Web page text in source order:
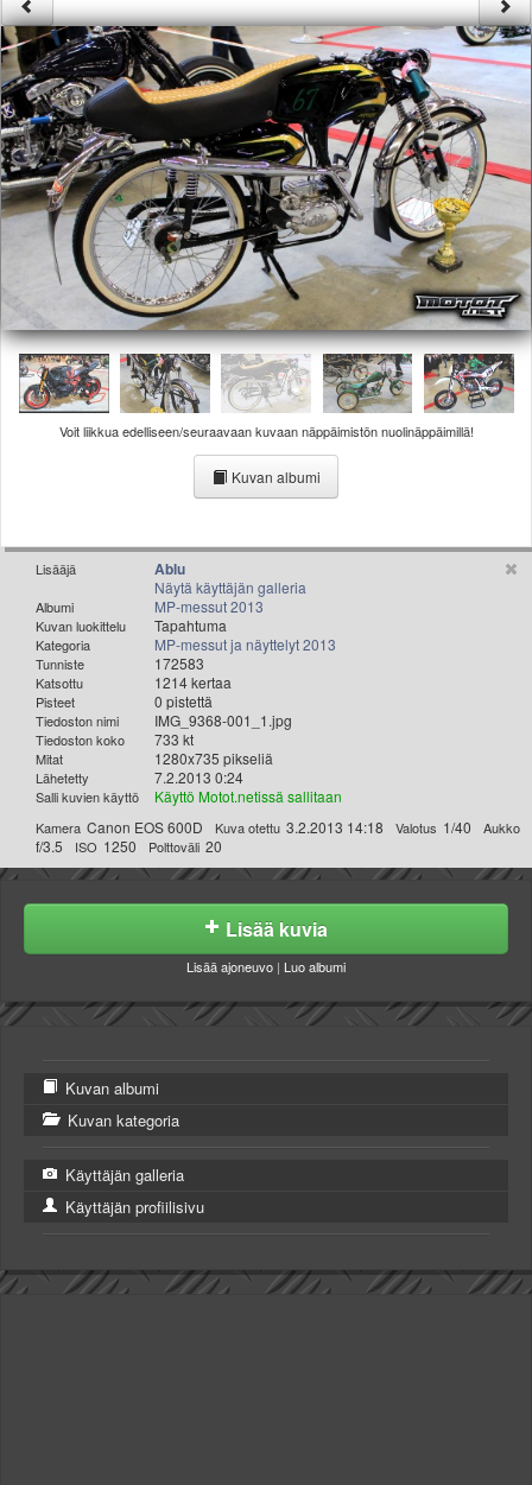
Säännöt ja ohjeet
Uudet ajoneuvot
Uudet kuvat
Uudet videot
Uudet kommentit
MYYDÄÄN
Haku
Ohjeet
Ajoneuvot
Osat
TIETOPANKKI
TAPAHTUMAT
MP15 kuvia
MP14 kuvia
MP13 kuvia
ACS 2015 kuvia
Lisää uusi tapahtuma
Valitse paikkakunta
Helsingin sää
Tampereen sää
Turun sää
Oulun sää
Kuopion sää
Rovaniemen sää
MUUT
VIP-jäsenyys
Paidat ja vaatteet
Suunnittele oma paita
Mainostus
Palaute
Kevytversio
Voit liikkua edelliseen/seuraavaan kuvaan näppäimistön nuolinäppäimillä!
Kuvan albumi
Lisääjä Ablu
Näytä käyttäjän galleria
Albumi MP-messut 2013
Kuvan luokittelu Tapahtuma
Kategoria MP-messut ja näyttelyt 2013
Tunniste 172583
Katsottu 1214 kertaa
Pisteet 0 pistettä
Tiedoston nimi IMG_9368-001_1.jpg
Tiedoston koko 733 kt
Mitat 1280x735 pikseliä
Lähetetty 7.2.2013 0:24
Salli kuvien käyttö Käyttö Motot.netissä sallitaan
Kamera Canon EOS 600D Kuva otettu 3.2.2013 14:18 Valotus 1/40 Aukko
f/3.5 ISO 1250 Polttoväli 20
Lisää kuvia
Lisää ajoneuvo | Luo albumi
Kuvan albumi
Kuvan kategoria
Käyttäjän galleria
Käyttäjän profiilisivu